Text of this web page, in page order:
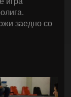
заедно со